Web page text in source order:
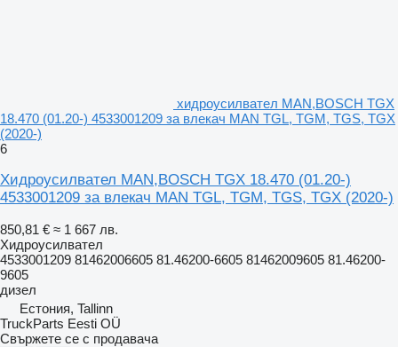
хидроусилвател MAN,BOSCH TGX
18.470 (01.20-) 4533001209 за влекач MAN TGL, TGM, TGS, TGX
(2020-)
6
Хидроусилвател MAN,BOSCH TGX 18.470 (01.20-)
4533001209 за влекач MAN TGL, TGM, TGS, TGX (2020-)
850,81 € ≈ 1 667 лв.
Хидроусилвател
4533001209 81462006605 81.46200-6605 81462009605 81.46200-
9605
дизел
Естония, Tallinn
TruckParts Eesti OÜ
Свържете се с продавача